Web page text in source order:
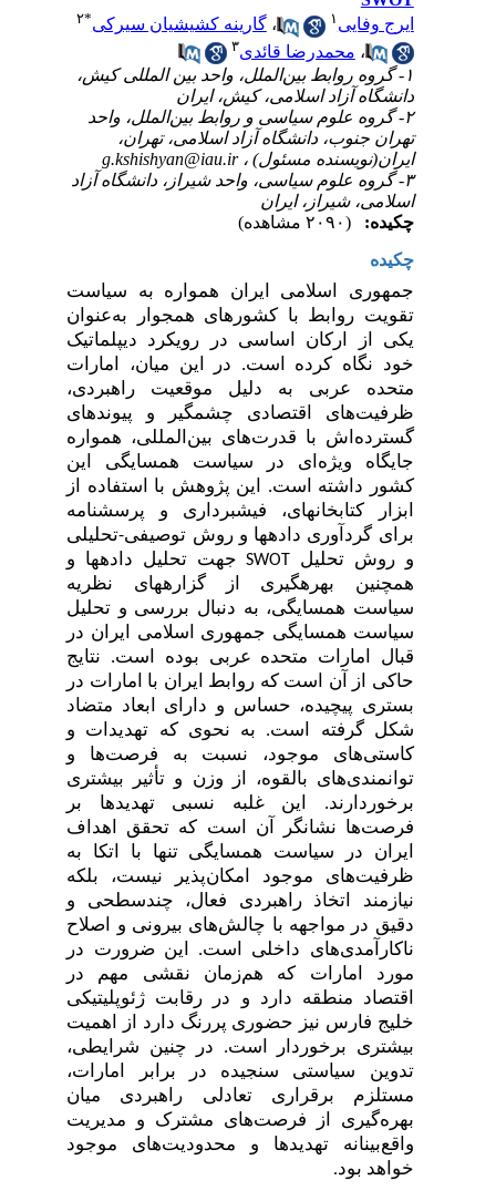
ایرج وفایی
،گارینه کشیشیان سیرکی ۲
،محمدرضا قائدی
۱- گروه روابط بین‌الملل، واحد بین المللی کیش،
دانشگاه آزاد اسلامی، کیش، ایران
۲- گروه علوم سیاسی و روابط بین‌الملل، واحد
تهران جنوب، دانشگاه آزاد اسلامی، تهران،
ایران(نویسنده مسئول) ، g.kshishyan@iau.ir
۳- گروه علوم سیاسی، واحد شیراز، دانشگاه آزاد
اسلامی، شیراز، ایران
چکیده:
چکیده
جمهوری اسلامی ایران همواره به سیاست
تقویت روابط با کشورهای همجوار به‌عنوان
یکی از ارکان اساسی در رویکرد دیپلماتیک
خود نگاه کرده است. در این میان، امارات
متحده عربی به دلیل موقعیت راهبردی،
ظرفیت‌های اقتصادی چشمگیر و پیوندهای
گسترده‌اش با قدرت‌های بین‌المللی، همواره
جایگاه ویژه‌ای در سیاست همسایگی این
کشور داشته است. این پژوهش با استفاده از
ابزار کتابخانه­ای، فیش­برداری و پرسشنامه
برای گردآوری داده­ها و روش توصیفی-تحلیلی
و روش تحلیل SWOTجهت تحلیل داده­ها و
همچنین بهره­گیری از گزاره­های
نظریه
سیاست همسایگی، به دنبال بررسی و تحلیل
سیاست همسایگی جمهوری اسلامی ایران در
قبال امارات متحده عربی بوده است. نتایج
حاکی از آن است که روابط ایران با امارات در
بستری پیچیده، حساس و دارای ابعاد متضاد
شکل گرفته است. به نحوی که تهدیدات و
کاستی‌های موجود، نسبت به فرصت‌ها و
توانمندی‌های بالقوه، از وزن و تأثیر بیشتری
برخوردارند. این غلبه نسبی تهدیدها بر
فرصت‌ها نشان­گر آن است که تحقق اهداف
ایران در سیاست همسایگی تنها با اتکا به
ظرفیت‌های موجود امکان‌پذیر نیست، بلکه
نیازمند اتخاذ راهبردی فعال، چندسطحی و
دقیق در مواجهه با چالش‌های بیرونی و اصلاح
ناکارآمدی‌های داخلی است. این ضرورت در
مورد امارات که هم‌زمان نقشی مهم در
اقتصاد منطقه دارد و در رقابت ژئوپلیتیکی
خلیج فارس نیز حضوری پررنگ دارد از اهمیت
بیشتری برخوردار است. در چنین شرایطی،
تدوین سیاستی سنجیده در برابر امارات،
مستلزم برقراری تعادلی راهبردی میان
بهره‌گیری از فرصت‌های مشترک و مدیریت
واقع‌بینانه تهدیدها و محدودیت‌های موجود
خواهد بود.